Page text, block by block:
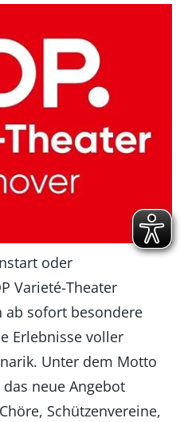
oder
Varieté-Theater
ab sofort besondere
Erlebnisse voller
Unter dem Motto
das neue Angebot
Schützenvereine,